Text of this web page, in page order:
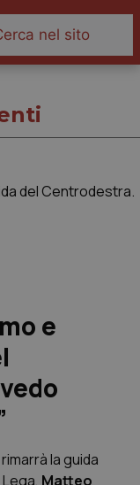
e
la guida
Matteo